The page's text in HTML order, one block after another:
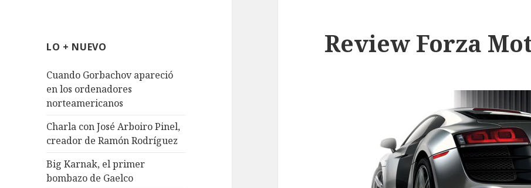
LO + NUEVO
Cuando Gorbachov apareció
en los ordenadores
norteamericanos
Charla con José Arboiro Pinel,
creador de Ramón Rodríguez
Big Karnak, el primer
bombazo de Gaelco
Review Forza